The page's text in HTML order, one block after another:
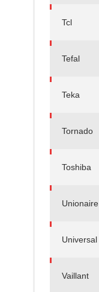
Tcl
Tefal
Teka
Tornado
Toshiba
Unionaire
Universal
Vaillant